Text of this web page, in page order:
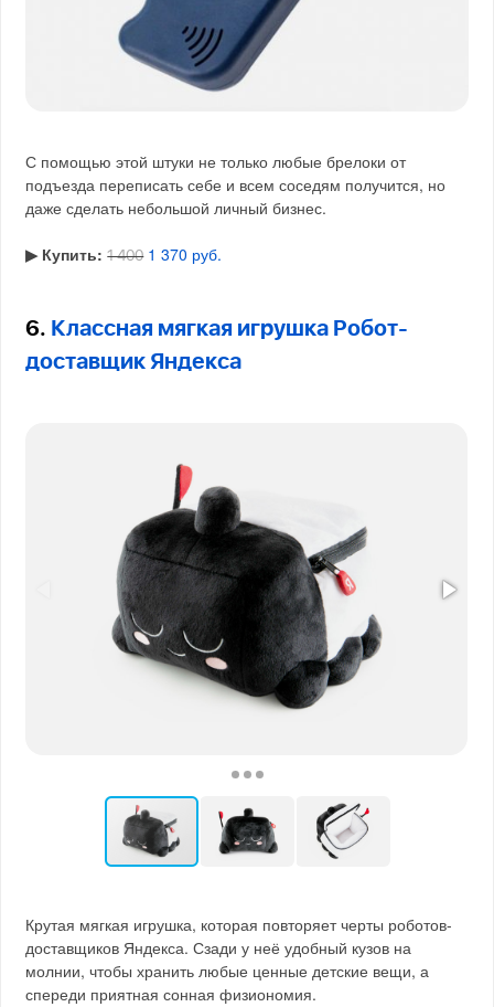
С помощью этой штуки не только любые брелоки от
подъезда переписать себе и всем соседям получится, но
даже сделать небольшой личный бизнес.
▶︎ Купить: 1 400 1 370 руб.
6. Классная мягкая игрушка Робот-
доставщик Яндекса
Крутая мягкая игрушка, которая повторяет черты роботов-
доставщиков Яндекса. Сзади у неё удобный кузов на
молнии, чтобы хранить любые ценные детские вещи, а
спереди приятная сонная физиономия.